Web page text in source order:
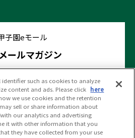
子園eモール
メールマガジン
園球場 公式SNS
such as cookies to analyze
content and ads. Please click here
we use cookies and the retention
sell or share information about
our analytics and advertising
it with other information that you
they have collected from your use